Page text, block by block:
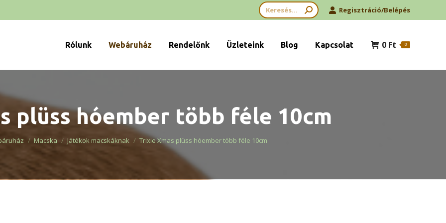
Search: Regisztráció/Belépés
Rólunk Webáruház Rendelőnk Üzleteink Blog Kapcsolat 0 Ft 0
plüss hóember több féle 10cm
Macska Játékok macskáknak Trixie Xmas plüss hóember több féle 10cm